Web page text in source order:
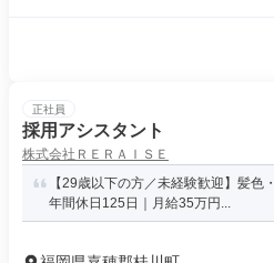
正社員
採用アシスタント
株式会社ＲＥＲＡＩＳＥ
【29歳以下の方／未経験歓迎】髪色
年間休日125日｜月給35万円...